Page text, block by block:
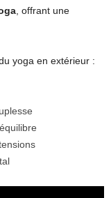
, offrant une
yoga en extérieur :